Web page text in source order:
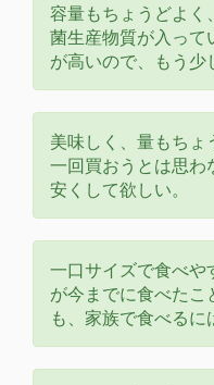
容量もちょうどよく
菌生産物質が入って
が高いので、もう少
美味しく、量もちょ
一回買おうとは思わ
安くして欲しい。
一口サイズで食べや
が今までに食べた
も、家族で食べるに